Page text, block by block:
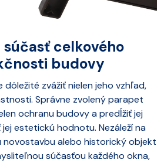
celkového
budovy
zvážiť nielen jeho vzhľad,
Správne zvolený parapet
ochranu budovy a predĺžiť jej
estetickú hodnotu. Nezáleží na
novostavbu alebo historický objekt
súčasťou každého okna,